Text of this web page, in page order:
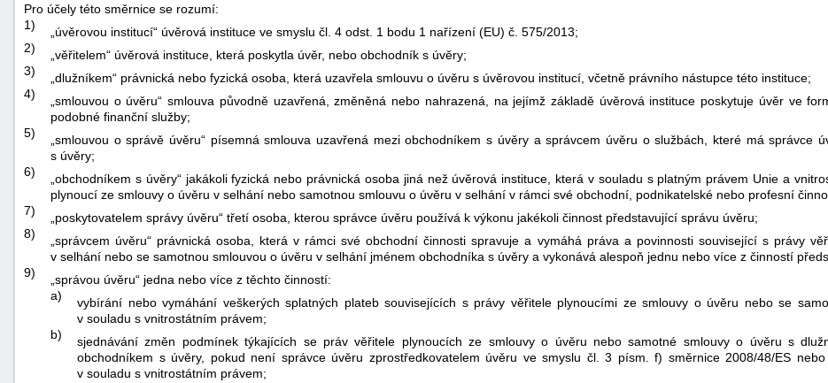
Pro účely této směrnice se rozumí:
1)
„úvěrovou institucí“ úvěrová instituce ve smyslu čl. 4 odst. 1 bodu 1 nařízení (EU) č. 575/2013;
2)
„věřitelem“ úvěrová instituce, která poskytla úvěr, nebo obchodník s úvěry;
3)
„dlužníkem“ právnická nebo fyzická osoba, která uzavřela smlouvu o úvěru s úvěrovou institucí, včetně právního nástupce této instituce;
4)
„smlouvou o úvěru“ smlouva původně uzavřená, změněná nebo nahrazená, na jejímž základě úvěrová instituce poskytuje úvěr ve
podobné finanční služby;
5)
„smlouvou o správě úvěru“ písemná smlouva uzavřená mezi obchodníkem s úvěry a správcem úvěru o službách, které má správce
s úvěry;
6)
„obchodníkem s úvěry“ jakákoli fyzická nebo právnická osoba jiná než úvěrová instituce, která v souladu s platným právem Unie a
plynoucí ze smlouvy o úvěru v selhání nebo samotnou smlouvu o úvěru v selhání v rámci své obchodní, podnikatelské nebo profesní
7)
„poskytovatelem správy úvěru“ třetí osoba, kterou správce úvěru používá k výkonu jakékoli činnost představující správu úvěru;
8)
„správcem úvěru“ právnická osoba, která v rámci své obchodní činnosti spravuje a vymáhá práva a povinnosti související s právy
v selhání nebo se samotnou smlouvou o úvěru v selhání jménem obchodníka s úvěry a vykonává alespoň jednu nebo více z činností
9)
„správou úvěru“ jedna nebo více z těchto činností:
a)
vybírání nebo vymáhání veškerých splatných plateb souvisejících s právy věřitele plynoucími ze smlouvy o úvěru nebo se
v souladu s vnitrostátním právem;
b)
sjednávání změn podmínek týkajících se práv věřitele plynoucích ze smlouvy o úvěru nebo samotné smlouvy o úvěru s
obchodníkem s úvěry, pokud není správce úvěru zprostředkovatelem úvěru ve smyslu čl. 3 písm. f) směrnice 2008/48/ES
v souladu s vnitrostátním právem;